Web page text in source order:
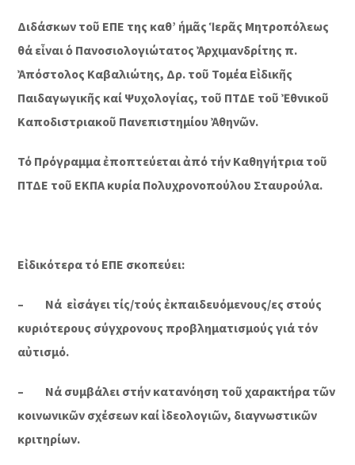
Διδάσκων τοῦ ΕΠΕ της καθ’ ἡμᾶς Ἱερᾶς Μητροπόλεως
θά εἶναι ὁ Πανοσιολογιώτατος Ἀρχιμανδρίτης π.
Ἀπόστολος Καβαλιώτης, Δρ. τοῦ Τομέα Εἰδικῆς
Παιδαγωγικῆς καί Ψυχολογίας, τοῦ ΠΤΔΕ τοῦ Ἐθνικοῦ
Καποδιστριακοῦ Πανεπιστημίου Ἀθηνῶν.
Τό Πρόγραμμα ἐποπτεύεται ἀπό τήν Καθηγήτρια τοῦ
ΠΤΔΕ τοῦ ΕΚΠΑ κυρία Πολυχρονοπούλου Σταυρούλα.
Εἰδικότερα τό ΕΠΕ σκοπεύει:
– Νά εἰσάγει τίς/τούς ἐκπαιδευόμενους/ες στούς
κυριότερους σύγχρονους προβληματισμούς γιά τόν
αὐτισμό.
– Νά συμβάλει στήν κατανόηση τοῦ χαρακτήρα τῶν
κοινωνικῶν σχέσεων καί ἰδεολογιῶν, διαγνωστικῶν
κριτηρίων.